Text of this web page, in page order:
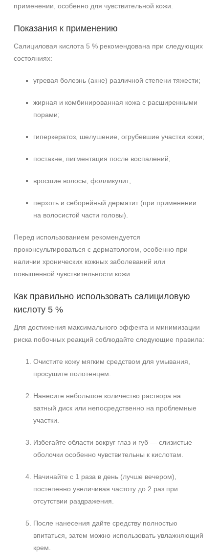
применении, особенно для чувствительной кожи.
Показания к применению
Салициловая кислота 5 % рекомендована при следующих
состояниях:
угревая болезнь (акне) различной степени тяжести;
жирная и комбинированная кожа с расширенными
порами;
гиперкератоз, шелушение, огрубевшие участки кожи;
постакне, пигментация после воспалений;
вросшие волосы, фолликулит;
перхоть и себорейный дерматит (при применении
на волосистой части головы).
Перед использованием рекомендуется
проконсультироваться с дерматологом, особенно при
наличии хронических кожных заболеваний или
повышенной чувствительности кожи.
Как правильно использовать салициловую
кислоту 5 %
Для достижения максимального эффекта и минимизации
риска побочных реакций соблюдайте следующие правила:
Очистите кожу мягким средством для умывания,
просушите полотенцем.
Нанесите небольшое количество раствора на
ватный диск или непосредственно на проблемные
участки.
Избегайте области вокруг глаз и губ — слизистые
оболочки особенно чувствительны к кислотам.
Начинайте с 1 раза в день (лучше вечером),
постепенно увеличивая частоту до 2 раз при
отсутствии раздражения.
После нанесения дайте средству полностью
впитаться, затем можно использовать увлажняющий
крем.